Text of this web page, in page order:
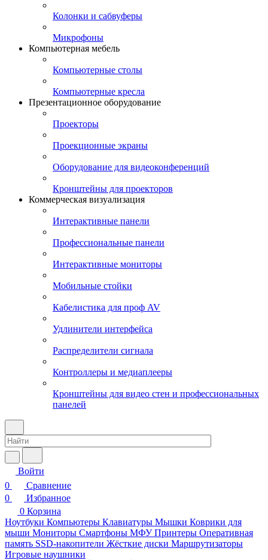
Колонки и сабвуферы
Микрофоны
Компьютерная мебель
Компьютерные столы
Компьютерные кресла
Презентационное оборудование
Проекторы
Проекционные экраны
Оборудование для видеоконференций
Кронштейны для проекторов
Коммерческая визуализация
Интерактивные панели
Профессиональные панели
Интерактивные мониторы
Мобильные стойки
Кабелистика для проф AV
Удлинители интерфейса
Распределители сигнала
Контроллеры и медиаплееры
Кронштейны для видео стен и профессиональных
панелей
Войти
0
Сравнение
0
Избранное
0 Корзина
Ноутбуки Компьютеры Клавиатуры Мышки Коврики для
мыши Мониторы Смартфоны МФУ Принтеры Оперативная
память SSD-накопители Жёсткие диски Маршрутизаторы
Игровые наушники